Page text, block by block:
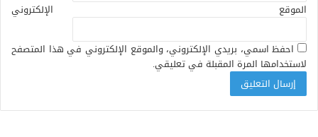
الموقع الإلكتروني
احفظ اسمي، بريدي الإلكتروني، والموقع الإلكتروني في هذا المتصفح
لاستخدامها المرة المقبلة في تعليقي.